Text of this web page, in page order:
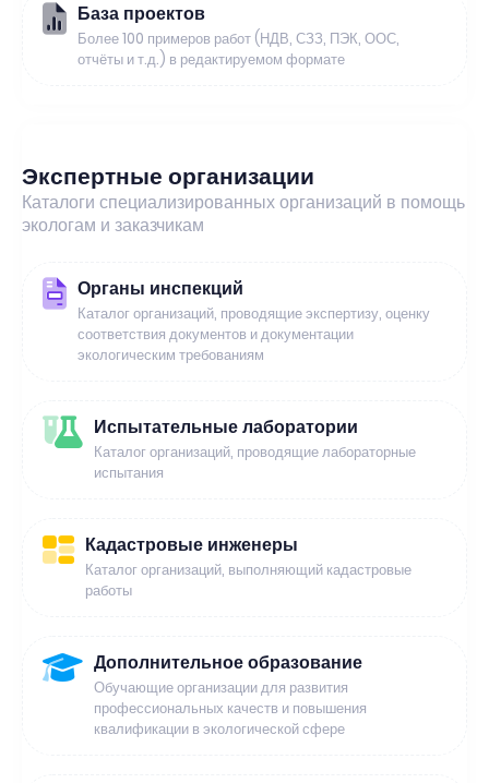
База проектов
Более 100 примеров работ (НДВ, СЗЗ, ПЭК, ООС,
отчёты и т.д.) в редактируемом формате
Экспертные организации
Каталоги специализированных организаций в помощь
экологам и заказчикам
Органы инспекций
Каталог организаций, проводящие экспертизу, оценку
соответствия документов и документации
экологическим требованиям
Испытательные лаборатории
Каталог организаций, проводящие лабораторные
испытания
Кадастровые инженеры
Каталог организаций, выполняющий кадастровые
работы
Дополнительное образование
Обучающие организации для развития
профессиональных качеств и повышения
квалификации в экологической сфере